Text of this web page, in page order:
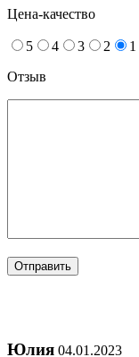
Цена-качество
5 4 3 2 1
Отзыв
Юлия 04.01.2023